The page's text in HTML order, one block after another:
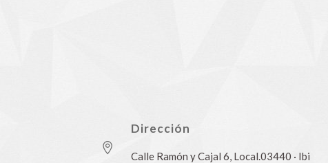
Dirección
Calle Ramón y Cajal 6, Local.03440 · Ibi